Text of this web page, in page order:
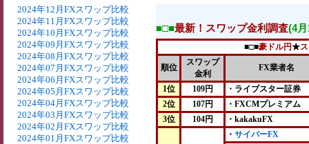
2024年12月FXスワップ比較
2024年11月FXスワップ比較
2024年10月FXスワップ比較
2024年09月FXスワップ比較
2024年08月FXスワップ比較
2024年07月FXスワップ比較
2024年06月FXスワップ比較
2024年05月FXスワップ比較
2024年04月FXスワップ比較
2024年03月FXスワップ比較
2024年02月FXスワップ比較
2024年01月FXスワップ比較
■□■最新！スワップ金利調査(4
■□■豪ドル円★
順位
スワップ
金利
FX業者名
1位 109円
・ライブスター証券
2位
107円
・FXCMプレミアム
3位
104円 ・kakakuFX
・ サイバーFX